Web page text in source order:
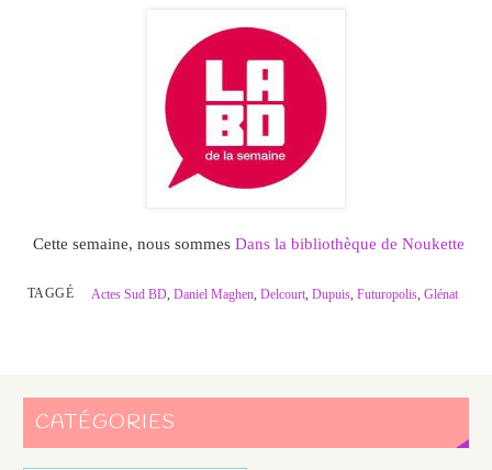
Cette semaine, nous sommes Dans la bibliothèque de Noukette
TAGGÉ Actes Sud BD,Daniel Maghen,Delcourt,Dupuis,Futuropolis,Glénat
CATÉGORIES